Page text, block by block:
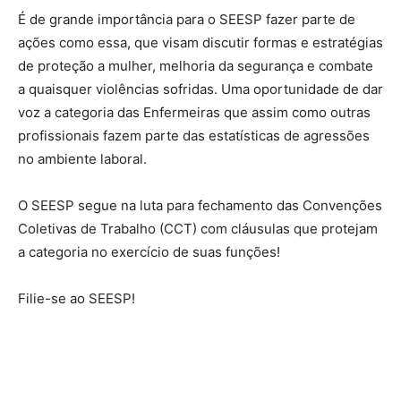
É de grande importância para o SEESP fazer parte de
ações como essa, que visam discutir formas e estratégias
de proteção a mulher, melhoria da segurança e combate
a quaisquer violências sofridas. Uma oportunidade de dar
voz a categoria das Enfermeiras que assim como outras
profissionais fazem parte das estatísticas de agressões
no ambiente laboral.
O SEESP segue na luta para fechamento das Convenções
Coletivas de Trabalho (CCT) com cláusulas que protejam
a categoria no exercício de suas funções!
Filie-se ao SEESP!